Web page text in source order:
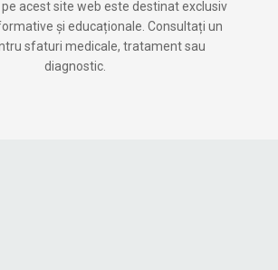
acest site web este destinat exclusiv
și educaționale. Consultați un
sfaturi medicale, tratament sau
diagnostic.